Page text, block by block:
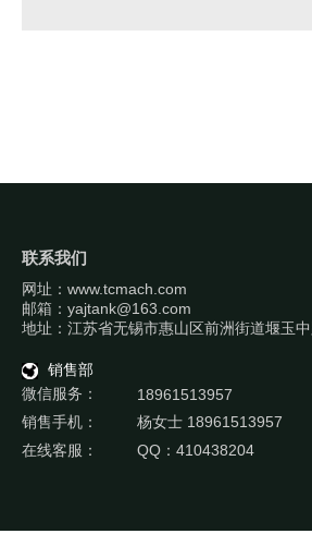
联系我们
网址：www.tcmach.com
邮箱：yajtank@163.com
地址：江苏省无锡市惠山区前洲街道堰玉
销售部
微信服务：
18961513957
销售手机：
杨女士 18961513957
在线客服：
QQ：410438204